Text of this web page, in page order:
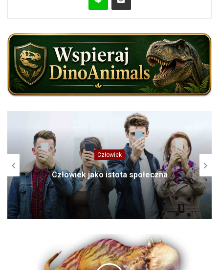
Człowiek
Człowiek jako istota społeczna